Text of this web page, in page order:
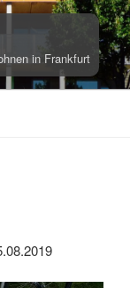
in Frankfurt